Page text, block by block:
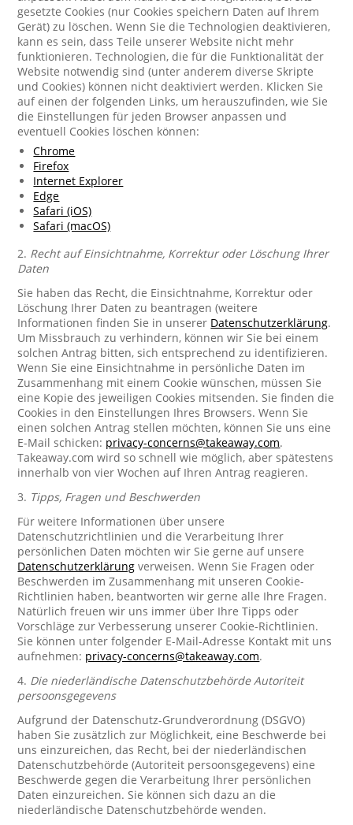
gesetzte Cookies (nur Cookies speichern Daten auf Ihrem
Gerät) zu löschen. Wenn Sie die Technologien deaktivieren,
kann es sein, dass Teile unserer Website nicht mehr
funktionieren. Technologien, die für die Funktionalität der
Website notwendig sind (unter anderem diverse Skripte
und Cookies) können nicht deaktiviert werden. Klicken Sie
auf einen der folgenden Links, um herauszufinden, wie Sie
die Einstellungen für jeden Browser anpassen und
eventuell Cookies löschen können:
Chrome
Firefox
Internet Explorer
Edge
Safari (iOS)
Safari (macOS)
2. Recht auf Einsichtnahme, Korrektur oder Löschung Ihrer
Daten
Sie haben das Recht, die Einsichtnahme, Korrektur oder
Löschung Ihrer Daten zu beantragen (weitere
Informationen finden Sie in unserer Datenschutzerklärung.
Um Missbrauch zu verhindern, können wir Sie bei einem
solchen Antrag bitten, sich entsprechend zu identifizieren.
Wenn Sie eine Einsichtnahme in persönliche Daten im
Zusammenhang mit einem Cookie wünschen, müssen Sie
eine Kopie des jeweiligen Cookies mitsenden. Sie finden die
Cookies in den Einstellungen Ihres Browsers. Wenn Sie
einen solchen Antrag stellen möchten, können Sie uns eine
E-Mail schicken: privacy-concerns@takeaway.com.
Takeaway.com wird so schnell wie möglich, aber spätestens
innerhalb von vier Wochen auf Ihren Antrag reagieren.
3. Tipps, Fragen und Beschwerden
Für weitere Informationen über unsere
Datenschutzrichtlinien und die Verarbeitung Ihrer
persönlichen Daten möchten wir Sie gerne auf unsere
Datenschutzerklärung verweisen. Wenn Sie Fragen oder
Beschwerden im Zusammenhang mit unseren Cookie-
Richtlinien haben, beantworten wir gerne alle Ihre Fragen.
Natürlich freuen wir uns immer über Ihre Tipps oder
Vorschläge zur Verbesserung unserer Cookie-Richtlinien.
Sie können unter folgender E-Mail-Adresse Kontakt mit uns
aufnehmen: privacy-concerns@takeaway.com.
4. Die niederländische Datenschutzbehörde Autoriteit
persoonsgegevens
Aufgrund der Datenschutz-Grundverordnung (DSGVO)
haben Sie zusätzlich zur Möglichkeit, eine Beschwerde bei
uns einzureichen, das Recht, bei der niederländischen
Datenschutzbehörde (Autoriteit persoonsgegevens) eine
Beschwerde gegen die Verarbeitung Ihrer persönlichen
Daten einzureichen. Sie können sich dazu an die
niederländische Datenschutzbehörde wenden.